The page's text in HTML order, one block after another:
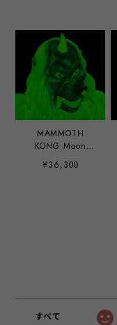
MAMMOTH
KONG Moon
Light edition
¥36,300
すべて